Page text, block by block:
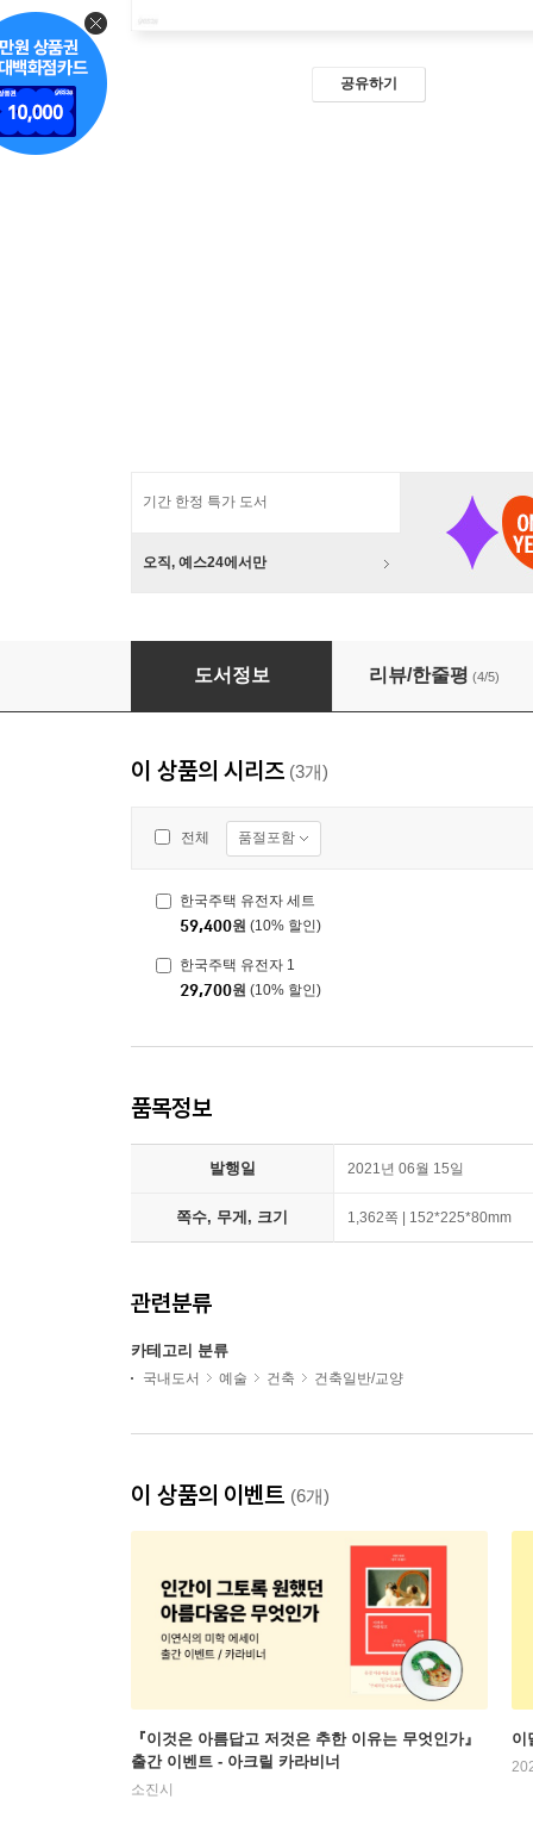
공유하기
기간 한정 특가 도서
오직, 예스24에서만
한국주택 유전자 세트
도서정보 리뷰/한줄평 (4/5)
이 상품의 시리즈 (3개)
전체 품절포함
한국주택 유전자 세트
59,400원 (10% 할인)
한국주택 유전자 1
29,700원 (10% 할인)
품목정보
발행일 2021년 06월 15일
쪽수, 무게, 크기 1,362쪽 | 152*225*80mm
관련분류
카테고리 분류
국내도서 예술 건축 건축일반/교양
이 상품의 이벤트 (6개)
『이것은 아름답고 저것은 추한 이유는 무엇인가』
출간 이벤트 - 아크릴 카라비너
소진시
이